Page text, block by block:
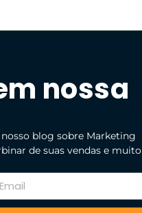
nossa
blog sobre Marketing
de suas vendas e muito